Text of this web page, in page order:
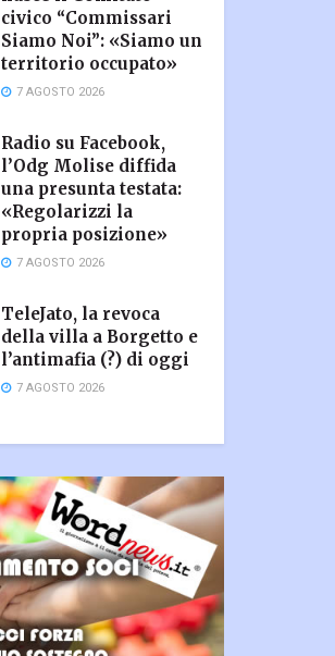
civico “Commissari
Siamo Noi”: «Siamo un
territorio occupato»
7 AGOSTO 2026
Radio su Facebook,
l’Odg Molise diffida
una presunta testata:
«Regolarizzi la
propria posizione»
7 AGOSTO 2026
TeleJato, la revoca
della villa a Borgetto e
l’antimafia (?) di oggi
7 AGOSTO 2026